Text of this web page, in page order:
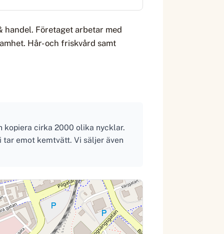
handel. Företaget arbetar med
Hår- och friskvård samt
kopiera cirka 2000 olika nycklar.
tar emot kemtvätt. Vi säljer även